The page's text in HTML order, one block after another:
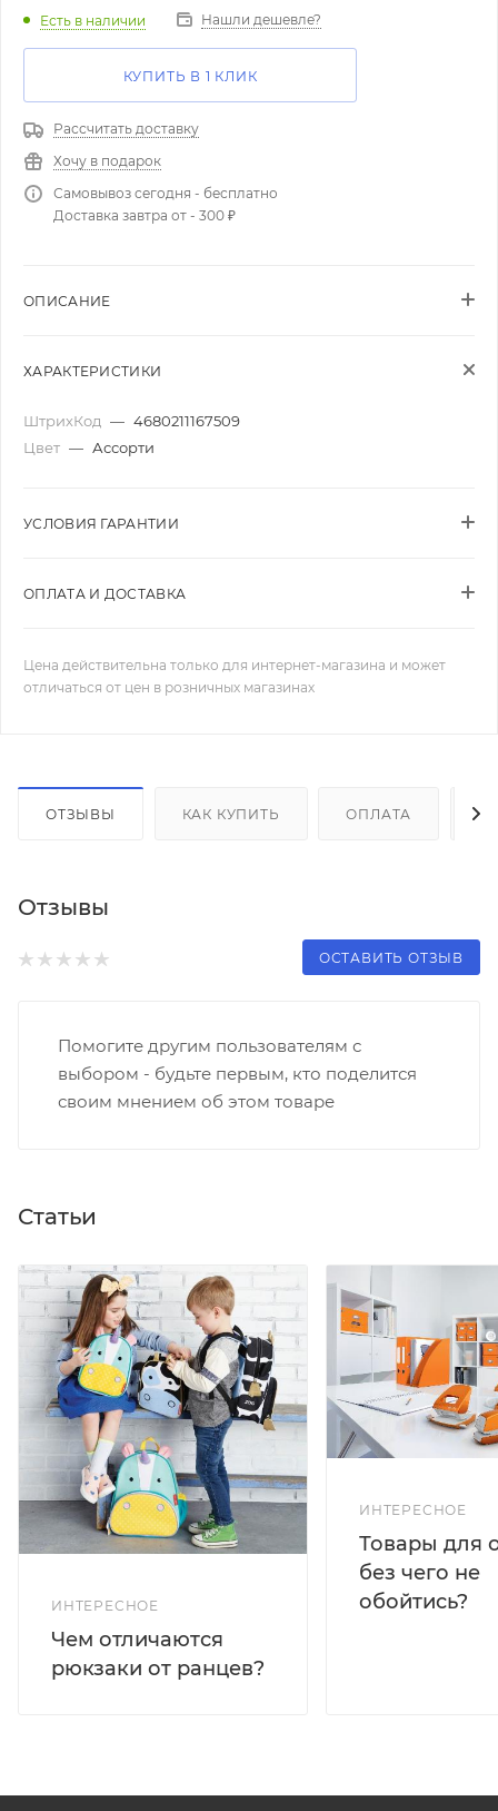
Есть в наличии Нашли дешевле?
КУПИТЬ В 1 КЛИК
Рассчитать доставку
Хочу в подарок
Самовывоз сегодня - бесплатно
Доставка завтра от - 300 ₽
ОПИСАНИЕ
ХАРАКТЕРИСТИКИ
ШтрихКод — 4680211167509
Цвет — Ассорти
УСЛОВИЯ ГАРАНТИИ
ОПЛАТА И ДОСТАВКА
Цена действительна только для интернет-магазина и может
отличаться от цен в розничных магазинах
ОТЗЫВЫ КАК КУПИТЬ ОПЛАТА
Отзывы
ОСТАВИТЬ ОТЗЫВ
Помогите другим пользователям с
выбором - будьте первым, кто поделится
своим мнением об этом товаре
Статьи
ИНТЕРЕСНОЕ
Чем отличаются
рюкзаки от ранцев?
ИНТЕРЕСНОЕ
Товары для
без чего не
обойтись?